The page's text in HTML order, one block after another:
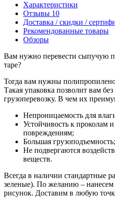
Характеристики
Отзывы 10
Доставка / скидки /
Рекомендованные товары
Обзоры
Вам нужно перевести сыпучую
таре?
Тогда вам нужны
Такая упаковка позволит вам
грузоперевозку. В чем их
Непроницаемость для
Устойчивость к проколам
повреждениям;
Большая грузоподъемность;
Не подвергаются
веществ.
Всегда в наличии стандартные
зеленые). По желанию –
рисунок. Доставим в любую